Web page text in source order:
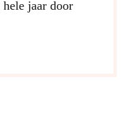
hele jaar door